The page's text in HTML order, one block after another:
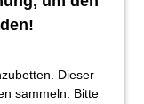
Dieser
sammeln. Bitte